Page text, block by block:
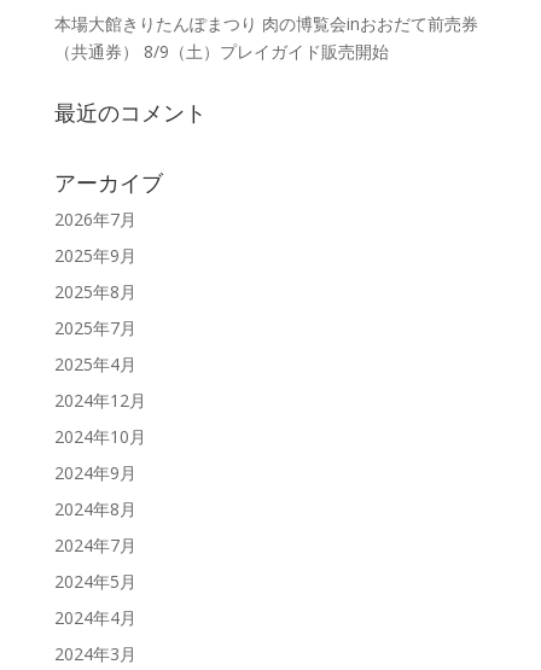
本場大館きりたんぽまつり 肉の博覧会inおおだて前売券
（共通券） 8/9（土）プレイガイド販売開始
最近のコメント
アーカイブ
2026年7月
2025年9月
2025年8月
2025年7月
2025年4月
2024年12月
2024年10月
2024年9月
2024年8月
2024年7月
2024年5月
2024年4月
2024年3月